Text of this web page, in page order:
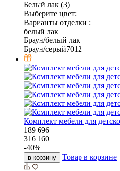
Белый лак (3)
Выберите цвет:
Варианты отделки :
белый лак
Браун/белый лак
Браун/серый7012
Комплект мебели для
189 696
316 160
-40%
в корзину Товар в корзине